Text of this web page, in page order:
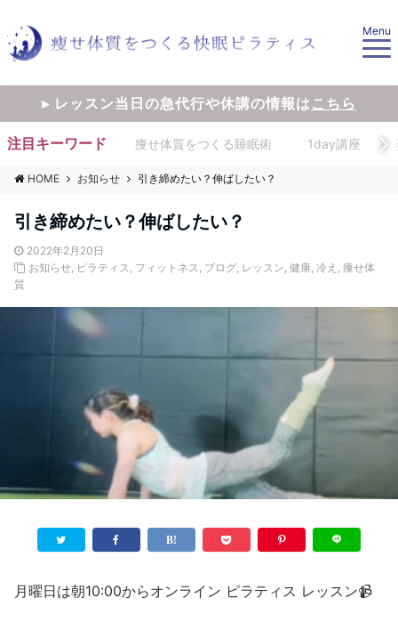
Menu
▸ レッスン当日の急代行や休講の情報はこちら
注目キーワード 痩せ体質をつくる睡眠術 1day講座
HOME お知らせ 引き締めたい？伸ばしたい？
引き締めたい？伸ばしたい？
2022年2月20日
お知らせ, ピラティス, フィットネス, ブログ, レッスン, 健康, 冷え , 痩せ体
質
月曜日は朝10:00からオンライン ピラティス レッスン📹